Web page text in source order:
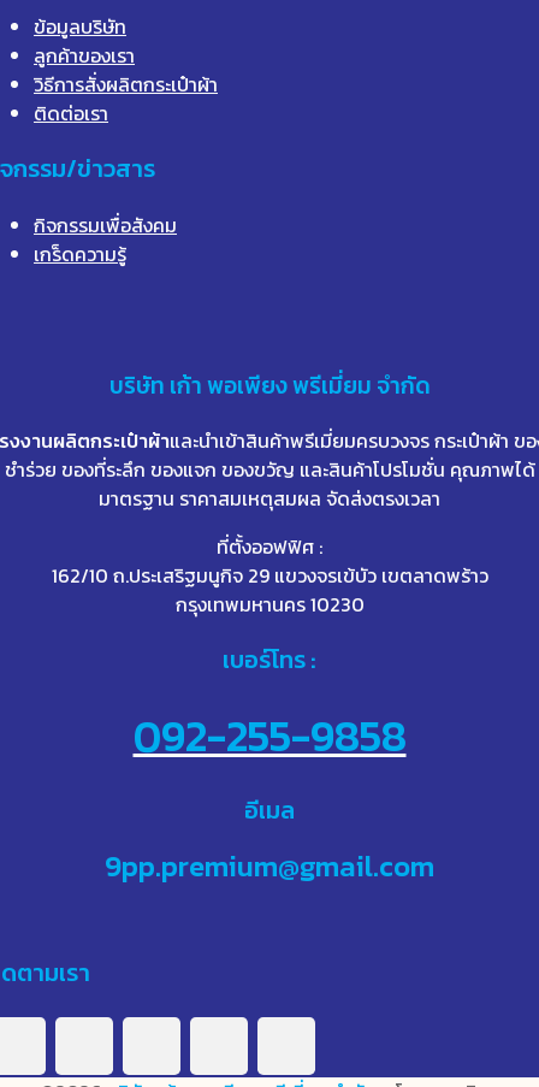
ข้อมูลบริษัท
ลูกค้าของเรา
วิธีการสั่งผลิตกระเป๋าผ้า
ติดต่อเรา
กรรม/ข่าวสาร
กิจกรรมเพื่อสังคม
เกร็ดความรู้
บริษัท เก้าพอเพียง พรีเมี่ยม จำกัด
งงานผลิตกระเป๋าผ้าและนำเข้าสินค้าพรีเมี่ยมครบวงจร กระเป๋าผ้า ข
ชำร่วย ของที่ระลึก ของแจก ของขวัญ และสินค้าโปรโมชั่น คุณภาพได้
มาตรฐาน ราคาสมเหตุสมผล จัดส่งตรงเวลา
ที่ตั้งออฟฟิศ :
162/10 ถ.ประเสริฐมนูกิจ 29 แขวงจรเข้บัว เขตลาดพร้าว
กรุงเทพมหานคร 10230
เบอร์โทร :
092-255-9858
อีเมล
9pp.premium@gmail.com
ตามเรา